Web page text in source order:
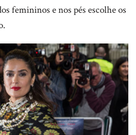
femininos e nos pés escolhe os